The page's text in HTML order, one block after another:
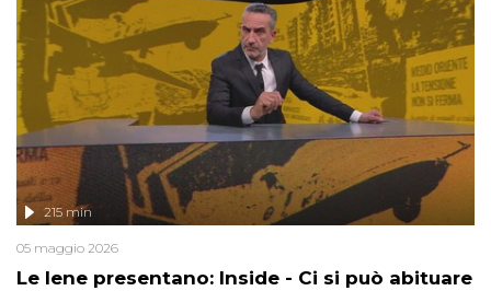
Le Iene presentano: Inside - Ci si può abituare
215 min
05 maggio 2026